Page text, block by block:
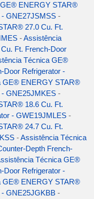
ENERGY STAR®
- GNE27JSMSS -
27.0 Cu. Ft.
-Assistência
Ft. French-Door
Técnica GE®
Door Refrigerator -
GE® ENERGY STAR®
- GNE25JMKES -
18.6 Cu. Ft.
- GWE19JMLES -
24.7 Cu. Ft.
-Assistência Técnica
Depth French-
Técnica GE®
Door Refrigerator -
GE® ENERGY STAR®
- GNE25JGKBB -